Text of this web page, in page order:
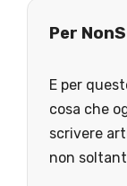
Per
E per
cosa che
scrivere
non